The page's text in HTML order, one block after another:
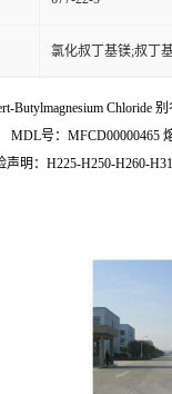
氯化叔丁基镁;叔丁
Chloride
MDL号：
明：H225-H250-H260-